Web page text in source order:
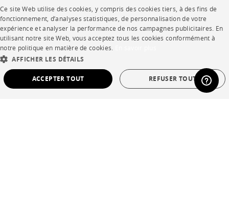
Rejoignez-nous
Devenir concessionnaire
Contract
SHOP
FRENCH
ENGLISH
SPANISH
Ce site Web utilise des cookies, y compris des cookies tiers, à des fins de
fonctionnement, d’analyses statistiques, de personnalisation de votre
expérience et analyser la performance de nos campagnes publicitaires. En
utilisant notre site Web, vous acceptez tous les cookies conformément à
notre politique en matière de cookies.
AFFICHER LES DÉTAILS
ACCEPTER TOUT REFUSER TOUT